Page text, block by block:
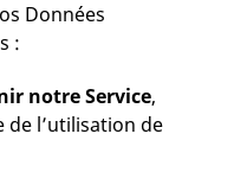
Données
:
notre Service,
l’utilisation de